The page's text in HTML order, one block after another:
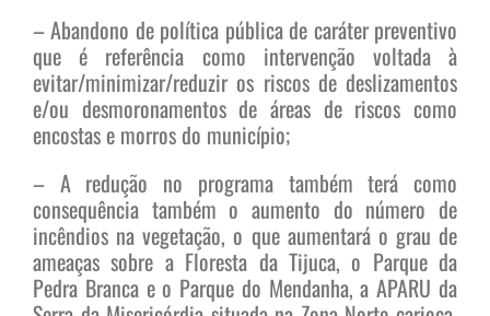
– Abandono de política pública de caráter preventivo
que é referência como intervenção voltada à
evitar/minimizar/reduzir os riscos de deslizamentos
e/ou desmoronamentos de áreas de riscos como
encostas e morros do município;
– A redução no programa também terá como
consequência também o aumento do número de
incêndios na vegetação, o que aumentará o grau de
ameaças sobre a Floresta da Tijuca, o Parque da
Pedra Branca e o Parque do Mendanha, a APARU da